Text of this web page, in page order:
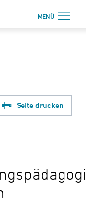
MENÜ
Beratung
Weiterbildung
Über uns
Seite drucken